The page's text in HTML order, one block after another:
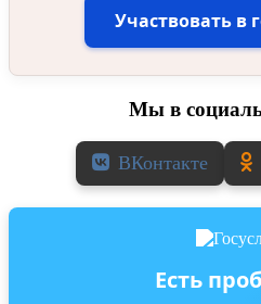
Участвовать в
Мы в
ВКонтакте
Есть